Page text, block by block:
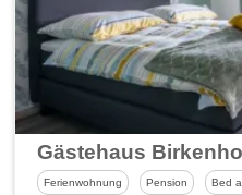
Ferienwohnung Pension Bed